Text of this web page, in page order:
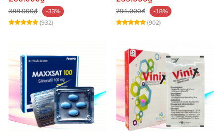
388.000₫
-33%
(932)
291.000₫
-18%
(902)